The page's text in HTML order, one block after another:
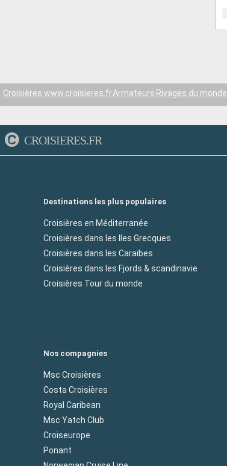
Croisières www.croisieres.frArmateurs Rivages du monde
CROISIERES.FR
Destinations les plus populaires
Croisières en Méditerranée
Croisières dans les Iles Grecques
Croisières dans les Caraibes
Croisières dans les Fjords & scandinavie
Croisières Tour du monde
Nos compagnies
Msc Croisières
Costa Croisières
Royal Caribean
Msc Yatch Club
Croiseurope
Ponant